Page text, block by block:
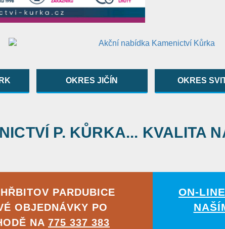
OKRES JIČÍN OKRES
P. KŮRKA... KVALITA
PARDUBICE
OBJEDNÁVKY PO
NA 775 337 383
ON-